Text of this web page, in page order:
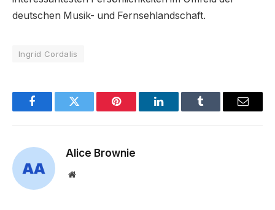
deutschen Musik- und Fernsehlandschaft.
Ingrid Cordalis
FacebookTwitter Pinterest LinkedInTumblr Email
Alice Brownie
Website